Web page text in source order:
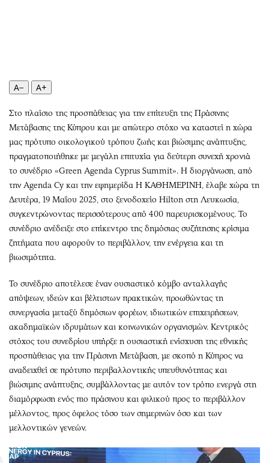
Σινεμά
Θέατρο-Χορός
Μουσική
Εικαστικά
Βιβλίο
Χειρόγραφα
Podcasts
Uncut
Προσφορές
Προσωπικότητες στην ''Κ''
Επιστολές
A− A+
Στο πλαίσιο της προσπάθειας για την επίτευξη της Πράσινης
Μετάβασης της Κύπρου και με απώτερο στόχο να καταστεί η χώρα
μας πρότυπο οικολογικού τρόπου ζωής και βιώσιμης ανάπτυξης,
πραγματοποιήθηκε με μεγάλη επιτυχία για δεύτερη συνεχή χρονιά
το συνέδριο «Green Agenda Cyprus Summit». Η διοργάνωση, από
την Agenda Cy και την εφημερίδα Η ΚΑΘΗΜΕΡΙΝΗ, έλαβε χώρα τη
Δευτέρα, 19 Μαΐου 2025, στο ξενοδοχείο Hilton στη Λευκωσία,
συγκεντρώνοντας περισσότερους από 400 παρευρισκομένους. Το
συνέδριο ανέδειξε στο επίκεντρο της δημόσιας συζήτησης κρίσιμα
ζητήματα που αφορούν το περιβάλλον, την ενέργεια και τη
βιωσιμότητα.
Το συνέδριο αποτέλεσε έναν ουσιαστικό κόμβο ανταλλαγής
απόψεων, ιδεών και βέλτιστων πρακτικών, προωθώντας τη
συνεργασία μεταξύ δημόσιων φορέων, ιδιωτικών επιχειρήσεων,
ακαδημαϊκών ιδρυμάτων και κοινωνικών οργανισμών. Κεντρικός
στόχος του συνεδρίου υπήρξε η ουσιαστική ενίσχυση της εθνικής
προσπάθειας για την Πράσινη Μετάβαση, με σκοπό η Κύπρος να
αναδειχθεί σε πρότυπο περιβαλλοντικής υπευθυνότητας και
βιώσιμης ανάπτυξης, συμβάλλοντας με αυτόν τον τρόπο ενεργά στη
διαμόρφωση ενός πιο πράσινου και φιλικού προς το περιβάλλον
μέλλοντος, προς όφελος τόσο των σημερινών όσο και των
μελλοντικών γενεών.